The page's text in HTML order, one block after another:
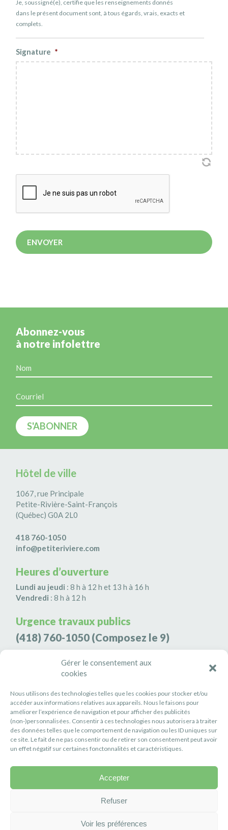
Gérer le consentement aux
cookies
Nous utilisons des technologies telles que les cookies pour stocker et/ou
accéder aux informations relatives aux appareils. Nous le faisons pour
améliorer l’expérience de navigation et pour afficher des publicités
(non-)personnalisées. Consentir à ces technologies nous autorisera à traiter
des données telles que le comportement de navigation ou les ID uniques sur
ce site. Le fait de ne pas consentir ou de retirer son consentement peut avoir
un effet négatif sur certaines fonctonnalités et caractéristiques.
Accepter
Refuser
Voir les préférences
Je, soussigné(e), certifie que les renseignements donnés
dans le présent document sont, à tous égards, vrais, exacts et
complets.
Signature *
Abonnez-vous
à notre infolettre
Hôtel de ville
1067, rue Principale
Petite-Rivière-Saint-François
(Québec) G0A 2L0
418 760-1050
info@petiteriviere.com
Heures d’ouverture
Lundi au jeudi : 8 h à 12 h et 13 h à 16 h
Vendredi : 8 h à 12 h
Urgence travaux publics
(418) 760-1050 (Composez le 9)
Agence de sécurité S3K9
(418) 808-9566
#PETITERIVIÈRE
Suivez-nous
Politique de confidentialité
Réalisation :Axe Création